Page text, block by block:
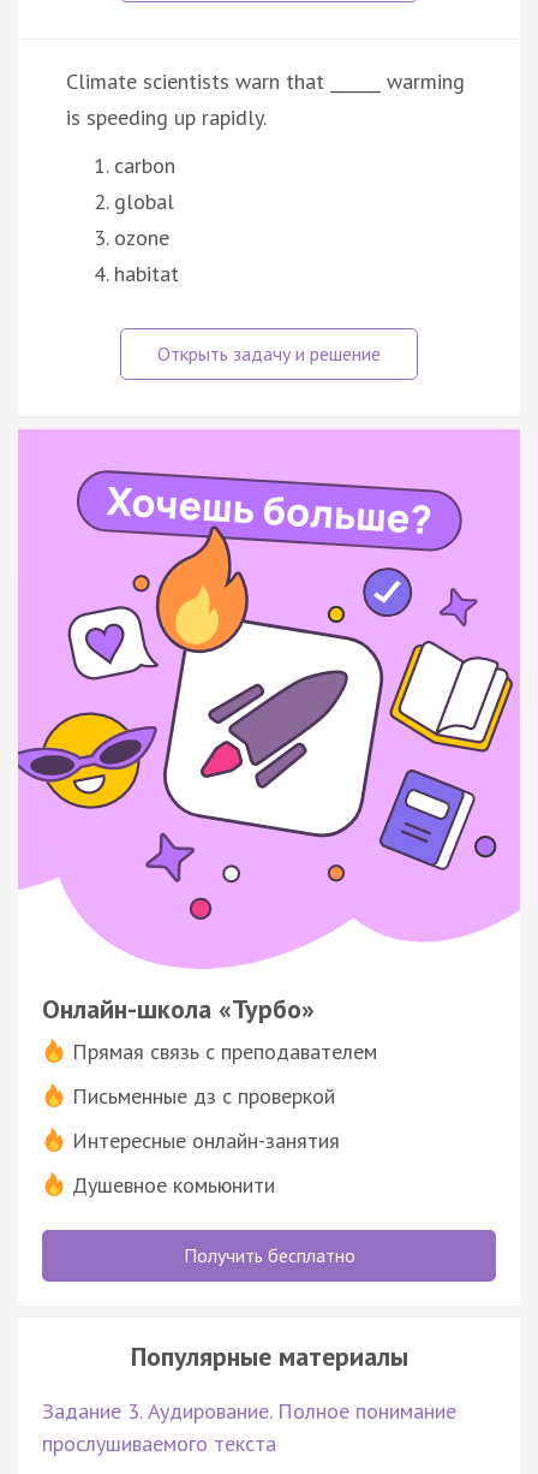
Climate scientists warn that ______ warming
is speeding up rapidly.
carbon
global
ozone
habitat
Онлайн-школа «Турбо»
Прямая связь с преподавателем
Письменные дз с проверкой
Интересные онлайн-занятия
Душевное комьюнити
Получить бесплатно
Популярные материалы
Задание 3. Аудирование. Полное понимание
прослушиваемого текста